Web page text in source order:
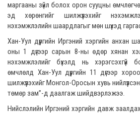
маргааны зүйл болох орон сууцны
эд хөрөнгийг шилжүүлэхийг
нэхэмжлэлийн шаардлагыг мөн шүүхэд
Хан-Уул дүүргийн Иргэний хэргийн анхан
оны 1 дүгээр сарын 8-ны өдөр хянан
нэхэмжлэлийг бүхэлд нь хэрэгсэхгүй
өмчлөлд Хан-Уул дүүргийн 11 дүгээр
шилжүүлэхийг Монгол-Оросын хувь
төмөр зам”-д даалгаж шийдвэрлэжээ.
Нийслэлийн Иргэний хэргийн давж